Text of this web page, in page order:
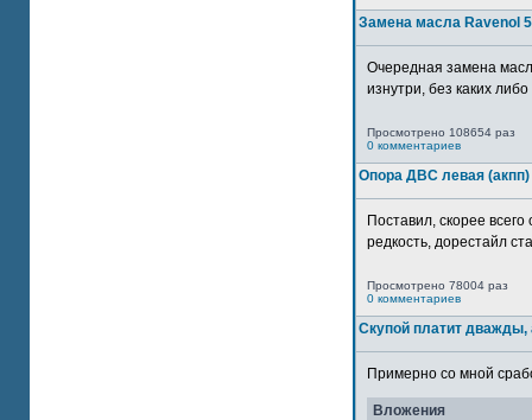
Замена масла Ravenol
Очередная замена
изнутри, без каких
Просмотрено 108654 раз
0 комментариев
Опора ДВС левая (акпп)
Поставил, скорее
редкость, дорестайл
Просмотрено 78004 раз
0 комментариев
Скупой платит
Примерно со мной
Вложения